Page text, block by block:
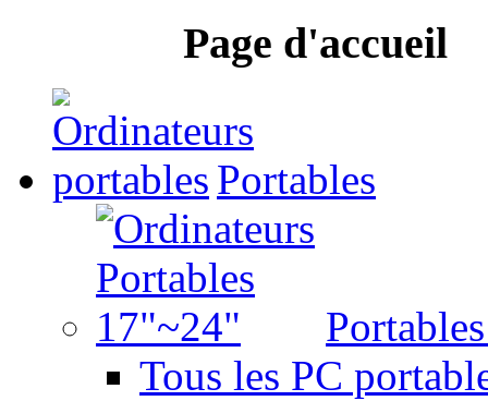
Page d'accueil
Portables
Tous les PC